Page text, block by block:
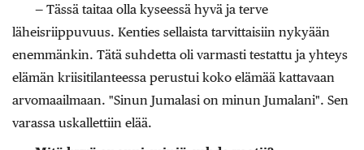
— Tässä taitaa olla kyseessä hyvä ja terve
läheisriippuvuus. Kenties sellaista tarvittaisiin nykyään
enemmänkin. Tätä suhdetta oli varmasti testattu ja yhteys
elämän kriisitilanteessa perustui koko elämää kattavaan
arvomaailmaan. "Sinun Jumalasi on minun Jumalani". Sen
varassa uskallettiin elää.